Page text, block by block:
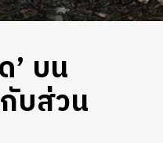
’ บน
บส่วน